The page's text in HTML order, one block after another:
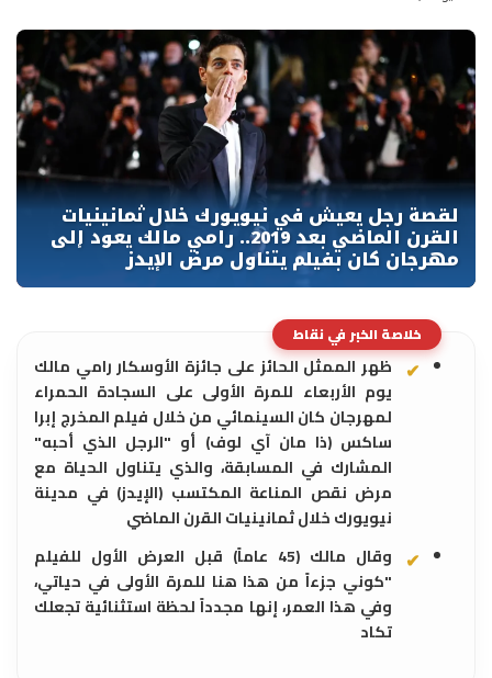
خلاصة الخبر في نقاط
ظهر الممثل الحائز على جائزة الأوسكار رامي مالك
يوم الأربعاء للمرة الأولى على السجادة الحمراء
لمهرجان كان السينمائي من خلال فيلم المخرج إبرا
ساكس (ذا مان آي لوف) أو "الرجل الذي أحبه"
المشارك في المسابقة، والذي يتناول الحياة مع
مرض نقص المناعة المكتسب (الإيدز) في مدينة
نيويورك خلال ثمانينيات القرن الماضي
وقال مالك (45 عاماً) قبل العرض الأول للفيلم
"كوني جزءاً من هذا هنا للمرة الأولى في حياتي،
وفي هذا العمر، إنها مجدداً لحظة استثنائية تجعلك
تكاد